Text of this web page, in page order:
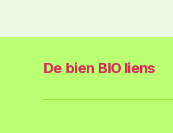
De bien BIO liens